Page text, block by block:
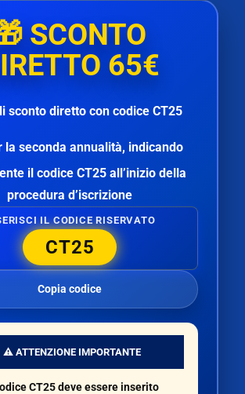
SCONTO
65€
sconto diretto con codice CT25
la seconda annualità, indicando
il codice CT25all’inizio della
procedura d’iscrizione
IL CODICE RISERVATO
CT25
Copia codice
⚠️ ATTENZIONE IMPORTANTE
CT25deve essere inserito